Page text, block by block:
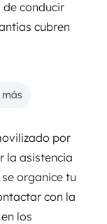
conducir
cubren
por
la asistencia
organice tu
con la
los